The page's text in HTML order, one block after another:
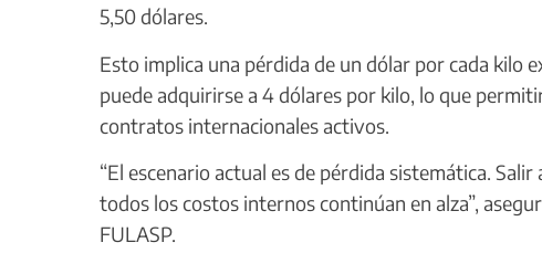
5,50 dólares.
Esto implica una pérdida de un dólar por cada kilo
puede adquirirse a 4 dólares por kilo, lo que
contratos internacionales activos.
“El escenario actual es de pérdida sistemática.
todos los costos internos continúan en alza”,
FULASP.